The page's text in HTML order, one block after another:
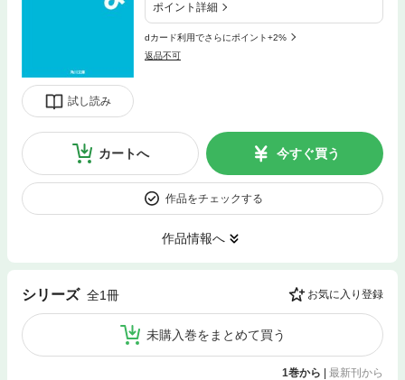
試し読み
ポイント詳細
dカード利用でさらにポイント+2%
返品不可
カートへ 今すぐ買う
作品をチェックする
作品情報へ
シリーズ 全1冊 お気に入り登録
未購入巻をまとめて買う
1巻から | 最新刊から